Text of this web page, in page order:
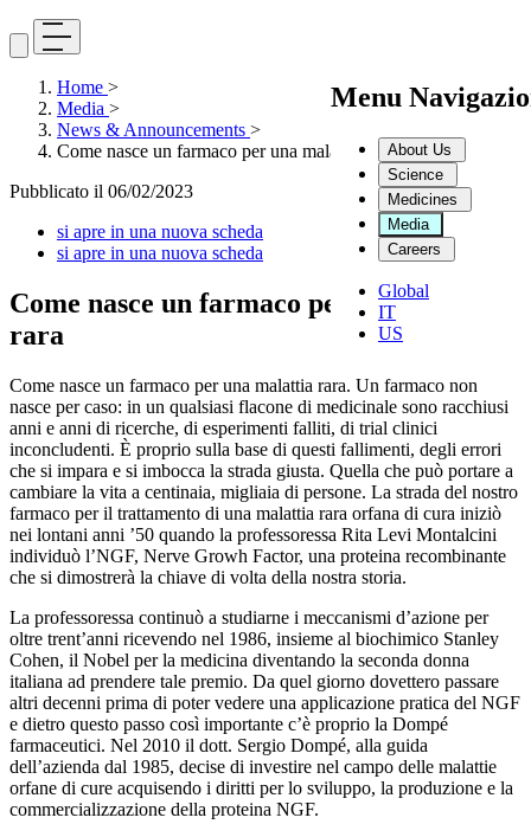
Menu
About Us
Science
Medicines
Media
Careers
Global
IT
US
Home >
Media >
News & Announcements >
Come nasce un farmaco per una malattia rara
Pubblicato il 06/02/2023
si apre in una nuova scheda
si apre in una nuova scheda
Come nasce un farmaco per una malattia
rara
Come nasce un farmaco per una malattia rara. Un farmaco non
nasce per caso: in un qualsiasi flacone di medicinale sono racchiusi
anni e anni di ricerche, di esperimenti falliti, di trial clinici
inconcludenti. È proprio sulla base di questi fallimenti, degli errori
che si impara e si imbocca la strada giusta. Quella che può portare a
cambiare la vita a centinaia, migliaia di persone. La strada del nostro
farmaco per il trattamento di una malattia rara orfana di cura iniziò
nei lontani anni ’50 quando la professoressa Rita Levi Montalcini
individuò l’NGF, Nerve Growh Factor, una proteina recombinante
che si dimostrerà la chiave di volta della nostra storia.
La professoressa continuò a studiarne i meccanismi d’azione per
oltre trent’anni ricevendo nel 1986, insieme al biochimico Stanley
Cohen, il Nobel per la medicina diventando la seconda donna
italiana ad prendere tale premio. Da quel giorno dovettero passare
altri decenni prima di poter vedere una applicazione pratica del NGF
e dietro questo passo così importante c’è proprio la Dompé
farmaceutici. Nel 2010 il dott. Sergio Dompé, alla guida
dell’azienda dal 1985, decise di investire nel campo delle malattie
orfane di cure acquisendo i diritti per lo sviluppo, la produzione e la
commercializzazione della proteina NGF.